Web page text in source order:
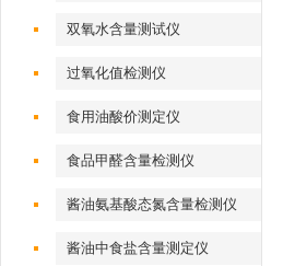
双氧水含量测试仪
过氧化值检测仪
食用油酸价测定仪
食品甲醛含量检测仪
酱油氨基酸态氮含量检测仪
酱油中食盐含量测定仪